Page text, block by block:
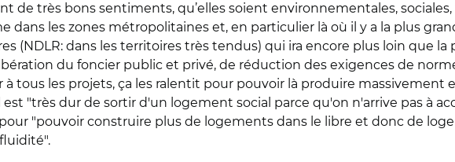
de très bons sentiments, qu’elles soient environnementales, sociales,
les zones métropolitaines et, en particulier là où il y a la plus
(NDLR: dans les territoires très tendus) qui ira encore plus loin que
du foncier public et privé, de réduction des exigences de
tous les projets, ça les ralentit pour pouvoir là produire massivement
"très dur de sortir d'un logement social parce qu'on n'arrive pas à
"pouvoir construire plus de logements dans le libre et donc de